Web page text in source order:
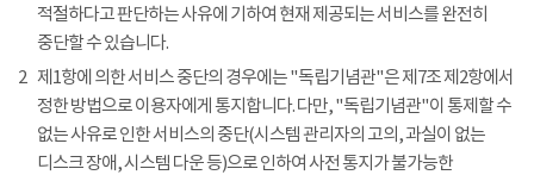
적절하다고 판단하는 사유에 기하여 현재 제공되는 서비스를 완전히
중단할 수 있습니다.
2 제1항에 의한 서비스 중단의 경우에는 "독립기념관"은 제7조 제2항에서
정한 방법으로 이용자에게 통지합니다. 다만, "독립기념관"이 통제할 수
없는 사유로 인한 서비스의 중단(시스템 관리자의 고의, 과실이 없는
디스크 장애, 시스템 다운 등)으로 인하여 사전 통지가 불가능한